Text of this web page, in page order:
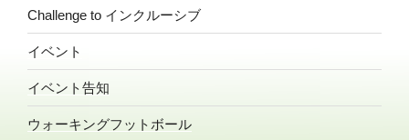
Challenge to インクルーシブ
イベント
イベント告知
ウォーキングフットボール